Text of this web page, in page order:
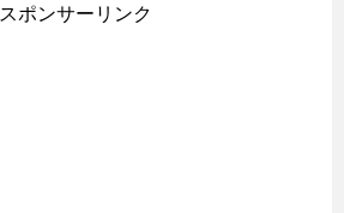
スポンサーリンク